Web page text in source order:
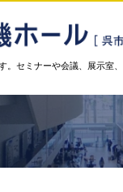
。セミナーや会議、展示室